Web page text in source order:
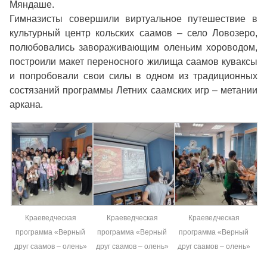
Мяндаше.
Гимназисты совершили виртуальное путешествие в
культурный центр кольских саамов – село Ловозеро,
полюбовались завораживающим оленьим хороводом,
построили макет переносного жилища саамов куваксы
и попробовали свои силы в одном из традиционных
состязаний программы Летних саамских игр – метании
аркана.
Краеведческая
программа «Верный
друг саамов – олень»
Краеведческая
программа «Верный
друг саамов – олень»
Краеведческая
программа «Верный
друг саамов – олень»